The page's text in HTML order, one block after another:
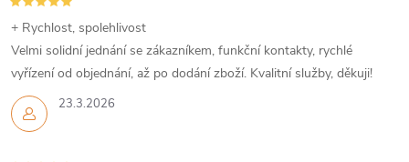
í
p
r
23.3.2026
+ Rychlost, spolehlivost
Velmi solidní jednání se zákazníkem, funkční kontakty, rychlé
vyřízení od objednání, až po dodání zboží. Kvalitní služby, děkuji!